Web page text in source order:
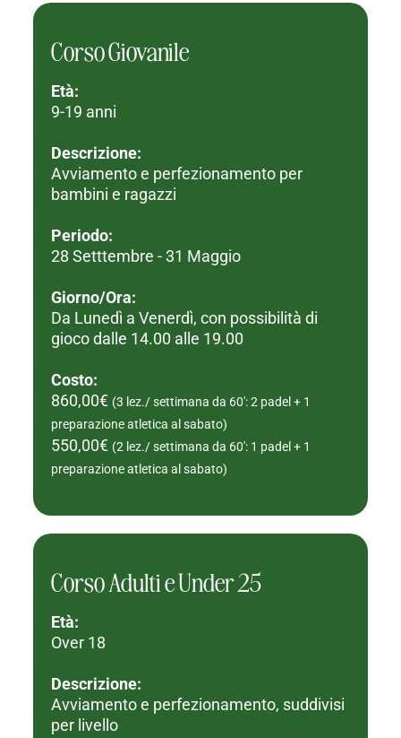
Corso Giovanile
Età:
9-19 anni
Descrizione:
Avviamento e perfezionamento per
bambini e ragazzi
Periodo:
28 Setttembre - 31 Maggio
Giorno/Ora:
Da Lunedì a Venerdì, con possibilità di
gioco dalle 14.00 alle 19.00
Costo:
860,00€ (3 lez./ settimana da 60': 2 padel + 1
preparazione atletica al sabato)
550,00€ (2 lez./ settimana da 60': 1 padel + 1
preparazione atletica al sabato)
Corso Adulti e Under 25
Età:
Over 18
Descrizione:
Avviamento e perfezionamento, suddivisi
per livello